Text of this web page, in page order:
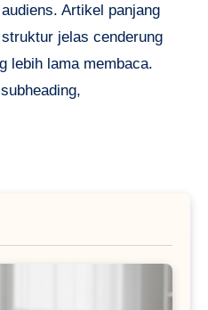
Artikel panjang
jelas cenderung
lebih lama membaca.